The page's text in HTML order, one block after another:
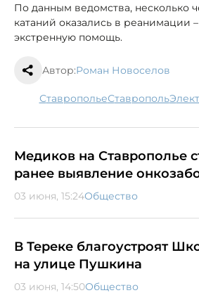
По данным ведомства, несколько
катаний оказались в реанимации
экстренную помощь.
Автор:Роман Новоселов
Ставрополье Ставрополь
Медиков на Ставрополье
ранее выявление
03 июня, 15:24Общество
В Тереке благоустроят
на улице Пушкина
03 июня, 14:50Общество